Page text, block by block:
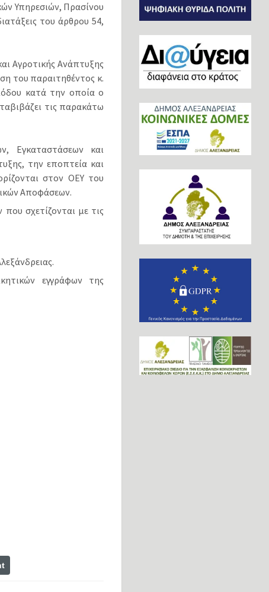
Υπηρεσιών, Πρασίνου
του άρθρου 54,
Αγροτικής Ανάπτυξης
του παραιτηθέντος κ.
κατά την οποία ο
τις παρακάτω
Εγκαταστάσεων και
την εποπτεία και
στον ΟΕΥ του
Αποφάσεων.
σχετίζονται με τις
εγγράφων της